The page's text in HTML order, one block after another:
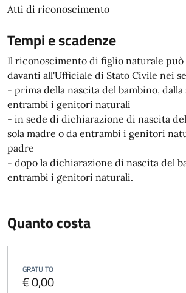
Atti di riconoscimento
Tempi e scadenze
Il riconoscimento di figlio naturale può
davanti all'Ufficiale di Stato Civile nei
- prima della nascita del bambino, dalla
entrambi i genitori naturali
- in sede di dichiarazione di nascita
sola madre o da entrambi i genitori
padre
- dopo la dichiarazione di nascita del
entrambi i genitori naturali.
Quanto costa
GRATUITO
€ 0,00